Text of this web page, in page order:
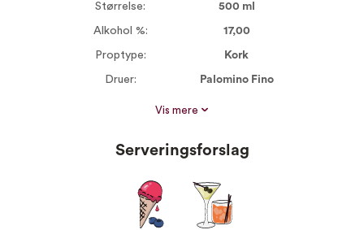
Størrelse: 500 ml
Alkohol %: 17,00
Proptype: Kork
Druer: Palomino Fino
Vis mere
Serveringsforslag